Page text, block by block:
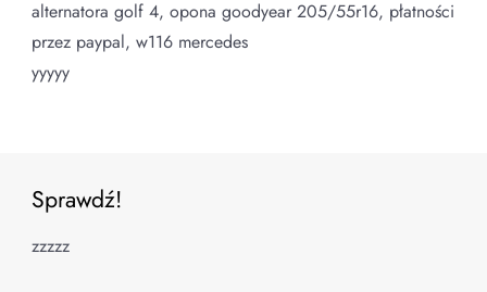
alternatora golf 4, opona goodyear 205/55r16, płatności
przez paypal, w116 mercedes
yyyyy
Sprawdź!
zzzzz